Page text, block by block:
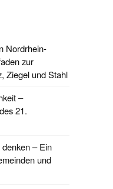
Nordrhein-
zur
Ziegel und Stahl
–
21.
– Ein
und